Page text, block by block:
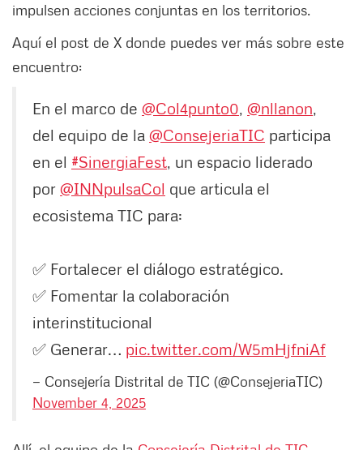
impulsen acciones conjuntas en los territorios.
Aquí el post de X donde puedes ver más sobre este
encuentro:
En el marco de @Col4punto0, @nllanon,
del equipo de la @ConsejeriaTIC participa
en el #SinergiaFest, un espacio liderado
por @INNpulsaCol que articula el
ecosistema TIC para:
✅ Fortalecer el diálogo estratégico.
✅ Fomentar la colaboración
interinstitucional
✅ Generar… pic.twitter.com/W5mHjfniAf
— Consejería Distrital de TIC (@ConsejeriaTIC)
November 4, 2025